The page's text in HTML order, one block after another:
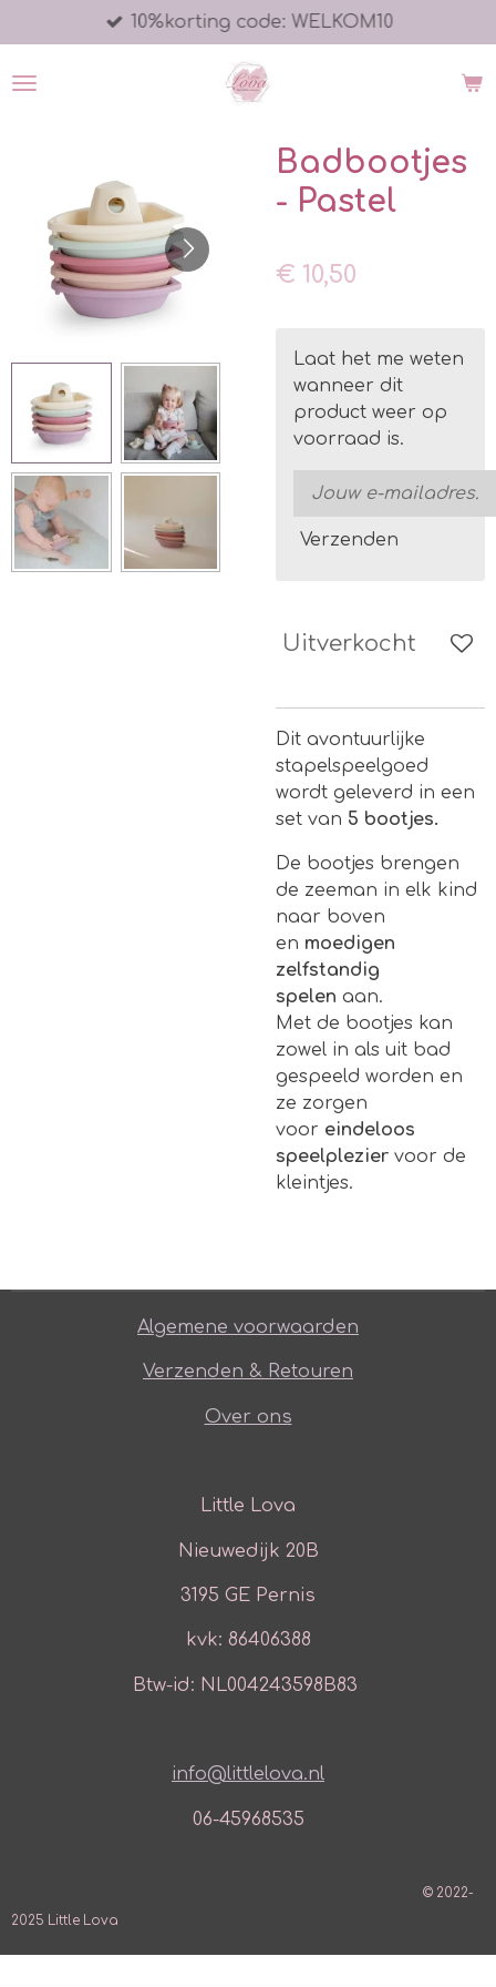
direct
naar
10%korting code: WELKOM10
Badbootjes
- Pastel
€ 10,50
Laat het me weten
wanneer dit
product weer op
voorraad is.
Verzenden
Uitverkocht
Dit avontuurlijke
stapelspeelgoed
wordt geleverd in een
set van 5 bootjes.
De bootjes brengen
de zeeman in elk kind
naar boven
en moedigen
zelfstandig
spelen aan.
Met de bootjes kan
zowel in als uit bad
gespeeld worden en
ze zorgen
voor eindeloos
speelplezier voor de
kleintjes.
Algemene voorwaarden
Verzenden & Retouren
Over ons
Little Lova
Nieuwedijk 20B
3195 GE Pernis
kvk: 86406388
Btw-id: NL004243598B83
info@littlelova.nl
06-45968535
© 2022-
2025 Little Lova